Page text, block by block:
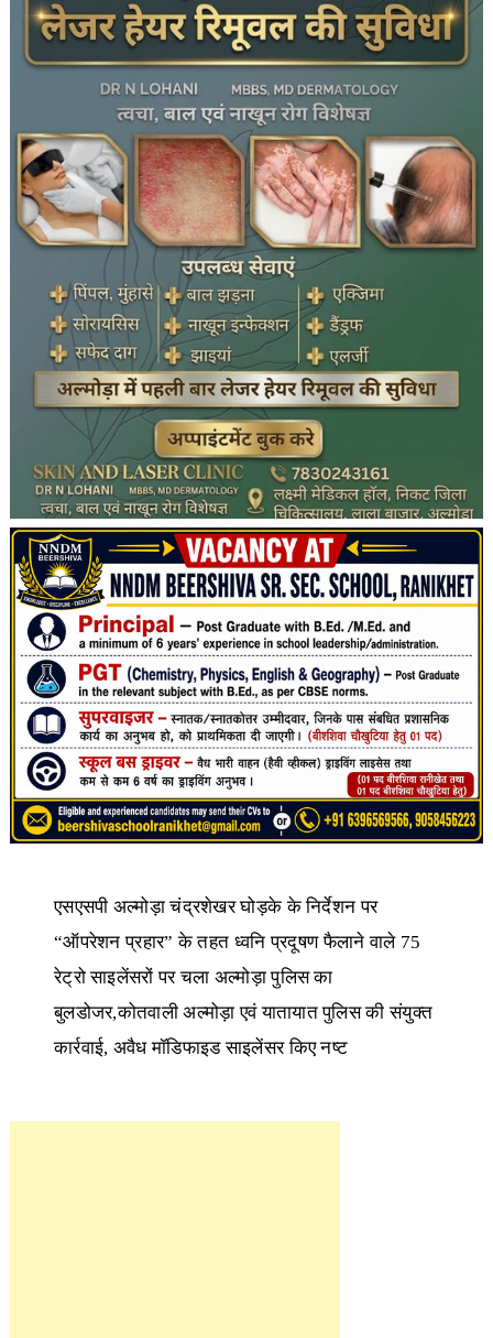
एसएसपी अल्मोड़ा चंद्रशेखर घोड़के के निर्देशन पर
“ऑपरेशन प्रहार” के तहत ध्वनि प्रदूषण फैलाने वाले 75
रेट्रो साइलेंसरों पर चला अल्मोड़ा पुलिस का
बुलडोजर,कोतवाली अल्मोड़ा एवं यातायात पुलिस की संयुक्त
कार्रवाई, अवैध मॉडिफाइड साइलेंसर किए नष्ट